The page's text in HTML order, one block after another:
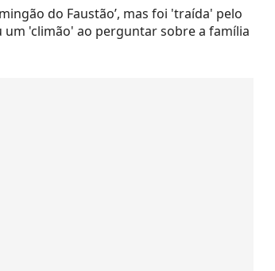
do Faustão’, mas foi 'traída' pelo
'climão' ao perguntar sobre a família